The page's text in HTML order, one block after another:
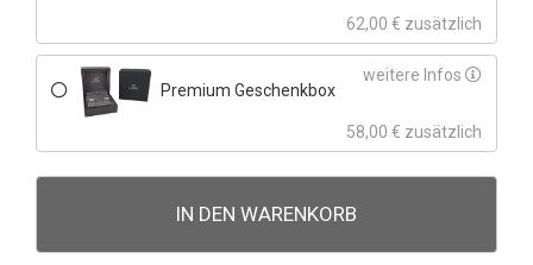
62,00 € zusätzlich
Premium Geschenkbox
weitere Infos
58,00 € zusätzlich
IN DEN WARENKORB